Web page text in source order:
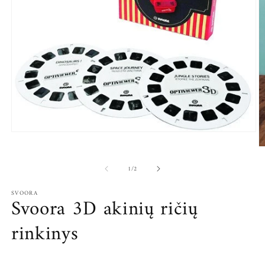
1/iš2
SVOORA
Svoora 3D akinių ričių
rinkinys